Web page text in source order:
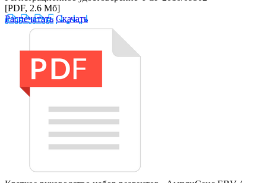
[PDF, 2.6 Мб]
Распечатать Скачать